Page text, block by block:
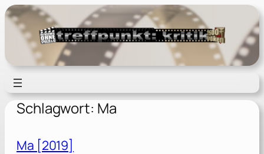
Zum
Inhalt
springen
Schlagwort: Ma
Ma [2019]